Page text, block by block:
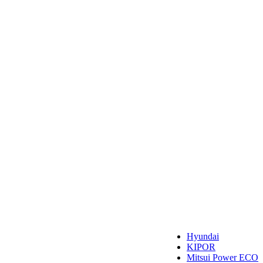
Hyundai
KIPOR
Mitsui Power ECO